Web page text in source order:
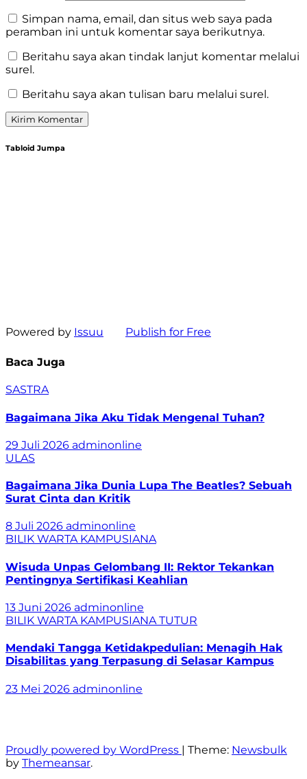
Simpan nama, email, dan situs web saya pada
peramban ini untuk komentar saya berikutnya.
Beritahu saya akan tindak lanjut komentar melalui
surel.
Beritahu saya akan tulisan baru melalui surel.
Tabloid Jumpa
Powered by Issuu Publish for Free
Baca Juga
SASTRA
Bagaimana Jika Aku Tidak Mengenal Tuhan?
29 Juli 2026 adminonline
ULAS
Bagaimana Jika Dunia Lupa The Beatles? Sebuah
Surat Cinta dan Kritik
8 Juli 2026 adminonline
BILIK WARTA KAMPUSIANA
Wisuda Unpas Gelombang II: Rektor Tekankan
Pentingnya Sertifikasi Keahlian
13 Juni 2026 adminonline
BILIK WARTA KAMPUSIANATUTUR
Mendaki Tangga Ketidakpedulian: Menagih Hak
Disabilitas yang Terpasung di Selasar Kampus
23 Mei 2026 adminonline
Proudly powered by WordPress | Theme: Newsbulk
by Themeansar.